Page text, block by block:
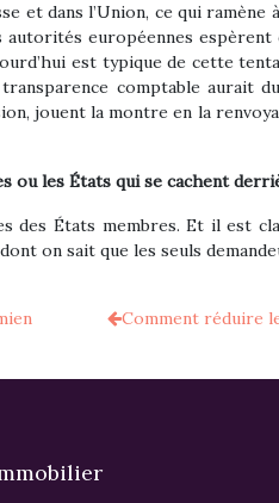
et dans l’Union, ce qui
européennes
est typique de cette
comptable aurait
jouent la montre en la
ou les États qui se cachent
des États membres. Et il est
on sait que les seuls
Comment réduire